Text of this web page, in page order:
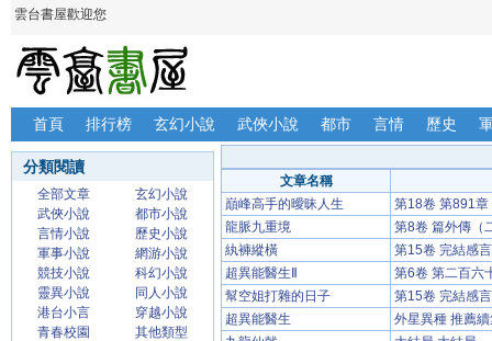
雲台書屋歡迎您
首頁 排行榜 玄幻小說 武俠小說 都市 言情 歷史
分類閱讀
全部文章
玄幻小說
武俠小說
都市小說
言情小說
歷史小說
軍事小說
網游小說
競技小說
科幻小說
靈異小說
同人小說
港台小言
穿越小說
青春校園
其他類型
文章名稱
巔峰高手的曖昧人生
第18卷 第891章
龍脈九重境
第8卷 篇外傳（
紈褲縱橫
第15卷 完結感言
超異能醫生Ⅱ
第6卷 第二百六
幫空姐打雜的日子
第15卷 完結感言
超異能醫生
外星異種 推薦